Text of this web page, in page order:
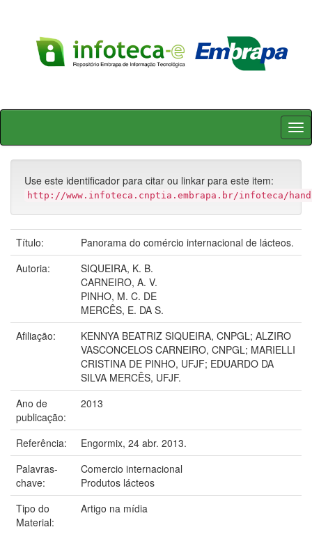
Skip
Use este identificador para citar ou linkar para este item:
http://www.infoteca.cnptia.embrapa.br/infoteca/
Título:
Panorama do comércio internacional de lácteos.
Autoria:
SIQUEIRA, K. B.
CARNEIRO, A. V.
PINHO, M. C. DE
MERCÊS, E. DA S.
Afiliação:
KENNYA BEATRIZ SIQUEIRA, CNPGL; ALZIRO
VASCONCELOS CARNEIRO, CNPGL; MARIELLI
CRISTINA DE PINHO, UFJF; EDUARDO DA
SILVA MERCÊS, UFJF.
Ano de
publicação:
2013
Referência:
Engormix, 24 abr. 2013.
Palavras-
chave:
Comercio internacional
Produtos lácteos
Tipo do
Material:
Artigo na mídia